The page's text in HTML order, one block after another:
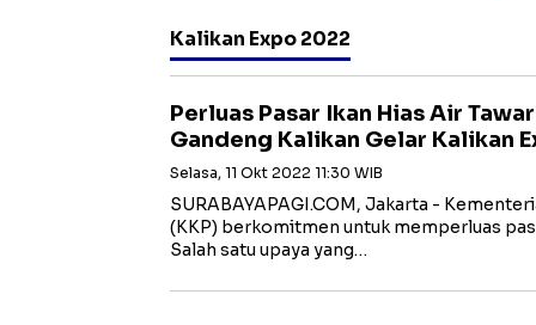
Kalikan Expo 2022
Perluas Pasar Ikan Hias Air
Gandeng Kalikan Gelar Kalikan
Selasa, 11 Okt 2022 11:30 WIB
SURABAYAPAGI.COM, Jakarta -
(KKP) berkomitmen untuk memperluas
Salah satu upaya yang…